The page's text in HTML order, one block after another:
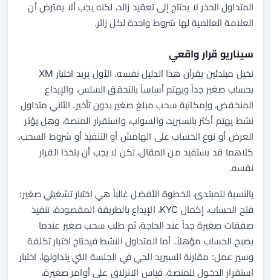
المتداول الحذر لا يحتاج إلى تعقيد زائد، لكنه يجب ألا يفترض أن
العلامة العالمية لها شروط واحدة لكل زائر.
سيناريو قرار واقعي
تخيل مبتدئين يقرآن هذا الدليل نفسه. الأول يريد اختبار XM
بحساب صغير جداً ويهتم أساساً بالتحقق السلس، والإيداع
المنخفض، وإمكانية سحب مبلغ صغير بدون تأخير. الثاني متداول
نشط يهتم أكثر بالسبريد، والسواب، واستقرار المنصة، وهل يؤثر
العرض أو نوع الحساب على الهامش أو التنفيذ أو شروط السحب.
كلاهما قد يستفيد من المقال، لكن لا يجب أن يتخذا القرار
نفسه.
بالنسبة للمبتدئ، الخطوة الأفضل غالباً هي اختبار تشغيلي صغير:
فتح الحساب، إكمال KYC، الإيداع بالطريقة المقصودة، تنفيذ
صفقات صغيرة جداً عند الحاجة، ثم طلب سحب صغير عندما
يصبح الحساب مؤهلاً. أما المتداول النشط فيحتاج اختبار تكلفة
وسير عمل: مقارنة السبريد الحي في الجلسة التي يتداولها، اختبار
استقرار الدخول للمنصة، قياس الانزلاق على أوامر صغيرة،